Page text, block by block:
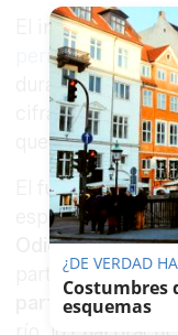
El incendio había
perímetro
durante la
cifra no
quedado
El fuego llegó a
especialmente
Odiel, que dividía
partes. “ El Odiel
parte
¿DE VERDAD
Costumbres
esquemas